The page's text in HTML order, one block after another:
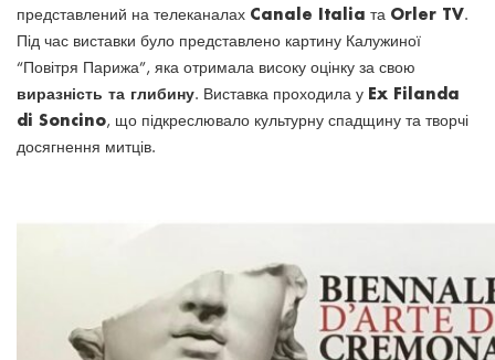
представлений на телеканалах Canale Italia та Orler TV.
Під час виставки було представлено картину Калужиної
“Повітря Парижа”, яка отримала високу оцінку за свою
виразність та глибину. Виставка проходила у Ex Filanda
di Soncino, що підкреслювало культурну спадщину та творчі
досягнення митців.